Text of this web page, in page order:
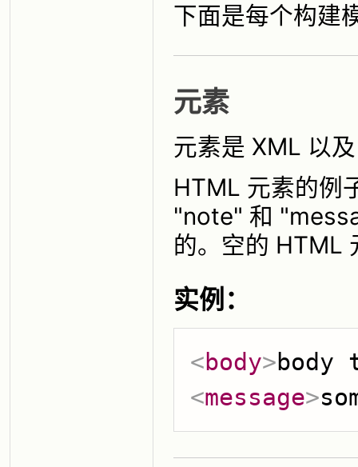
下面是每个构建
元素
元素是 XML 以
HTML 元素的例
"note" 和
的。空的 HTML
实例：
<body>body
<message>